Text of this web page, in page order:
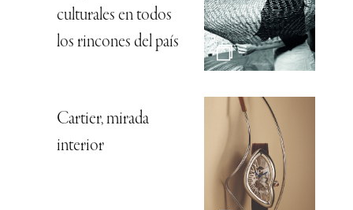
culturales en todos
los rincones del país
Cartier, mirada
interior